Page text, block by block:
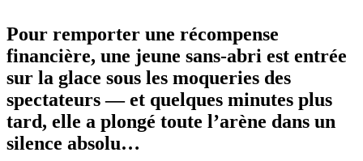
Pour remporter une récompense
financière, une jeune sans-abri est entrée
sur la glace sous les moqueries des
spectateurs — et quelques minutes plus
tard, elle a plongé toute l’arène dans un
silence absolu…